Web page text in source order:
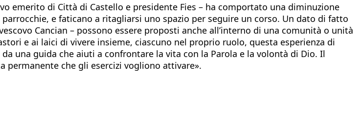
emerito di Città di Castello e presidente Fies – ha comportato una diminuzione
e faticano a ritagliarsi uno spazio per seguire un corso. Un dato di fatto
Cancian – possono essere proposti anche all’interno di una comunità o unità
e ai laici di vivere insieme, ciascuno nel proprio ruolo, questa esperienza di
una guida che aiuti a confrontare la vita con la Parola e la volontà di Dio. Il
permanente che gli esercizi vogliono attivare».